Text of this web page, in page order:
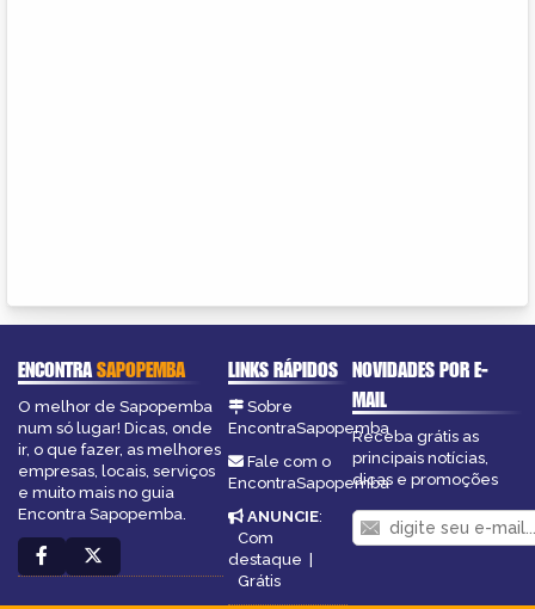
ENCONTRASAPOPEMBA
O melhor de Sapopemba
num só lugar! Dicas, onde
ir, o que fazer, as melhores
empresas, locais, serviços
e muito mais no guia
Encontra Sapopemba.
LINKS RÁPIDOS
Sobre
EncontraSapopemba
Fale com o
EncontraSapopemba
ANUNCIE:
Com
destaque
Grátis
NOVIDADES POR E-
MAIL
Receba grátis as
principais notícias,
dicas e promoções